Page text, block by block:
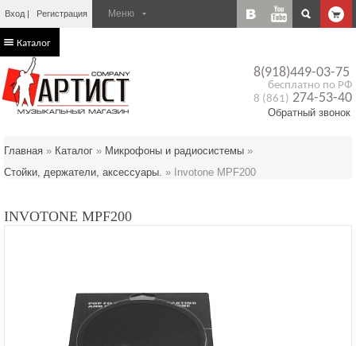
Вход Регистрация
8(918)449-03-75
бесплатно по РФ
8 (861) 274-53-40
Обратный звонок
Каталог
Главная » Каталог » Микрофоны и радиосистемы »
Стойки, держатели, аксессуары. » Invotone MPF200
INVOTONE MPF200